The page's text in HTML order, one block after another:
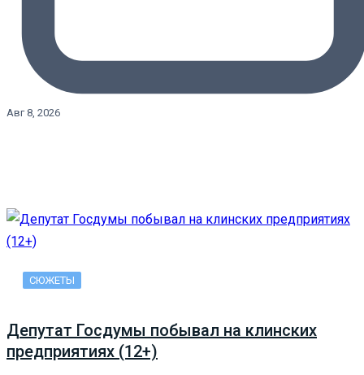
Авг 8, 2026
СЮЖЕТЫ
Депутат Госдумы побывал на клинских
предприятиях (12+)